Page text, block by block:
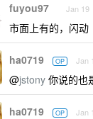
fuyou97 Jan 19
市面上有的，闪动
ha0719 OP Jan
@jstony 你说的也
ha0719 OP Jan